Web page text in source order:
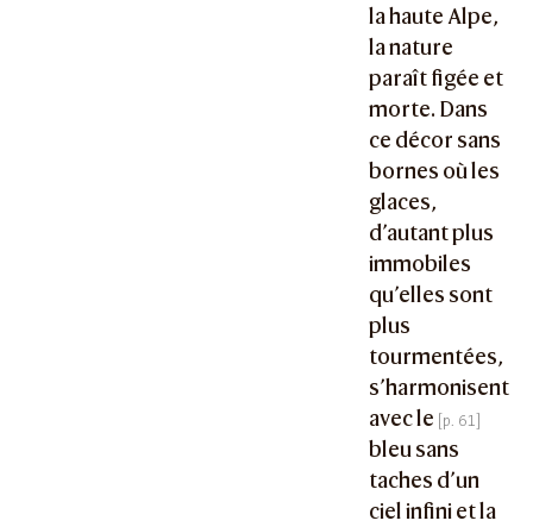
la haute Alpe,
la nature
paraît figée et
morte. Dans
ce décor sans
bornes où les
glaces,
d’autant plus
immobiles
qu’elles sont
plus
tourmentées,
s’harmonisent
avec le
bleu sans
taches d’un
ciel infini et la